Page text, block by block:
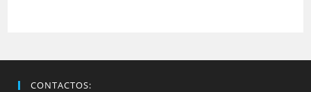
CONTACTOS: